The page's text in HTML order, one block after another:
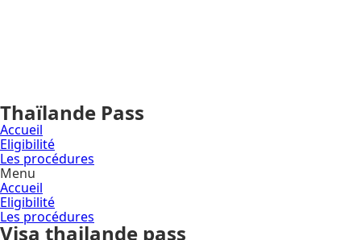
Thaïlande Pass
Accueil
Eligibilité
Les procédures
Menu
Accueil
Eligibilité
Les procédures
Visa thailande pass